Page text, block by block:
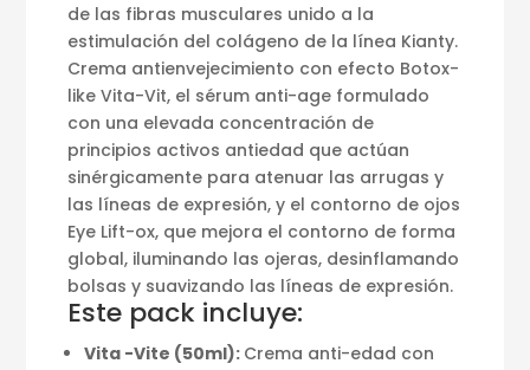
de las fibras musculares unido a la
estimulación del colágeno de la línea Kianty.
Crema antienvejecimiento con efecto Botox-
like Vita-Vit, el sérum anti-age formulado
con una elevada concentración de
principios activos antiedad que actúan
sinérgicamente para atenuar las arrugas y
las líneas de expresión, y el contorno de ojos
Eye Lift-ox, que mejora el contorno de forma
global, iluminando las ojeras, desinflamando
bolsas y suavizando las líneas de expresión.
Este pack incluye:
Vita -Vite (50ml): Crema anti-edad con